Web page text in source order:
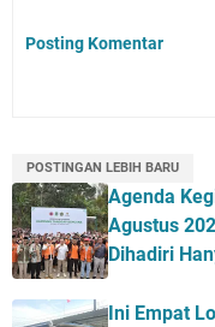
Posting Komentar
POSTINGAN LEBIH BARU
Agenda
Agustus
Dihadiri
Ini Empat